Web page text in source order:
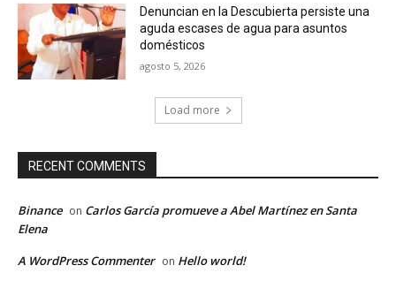
Denuncian en la Descubierta persiste una
aguda escases de agua para asuntos
domésticos
agosto 5, 2026
Load more
RECENT COMMENTS
Binance on Carlos García promueve a Abel Martínez en Santa
Elena
A WordPress Commenter on Hello world!